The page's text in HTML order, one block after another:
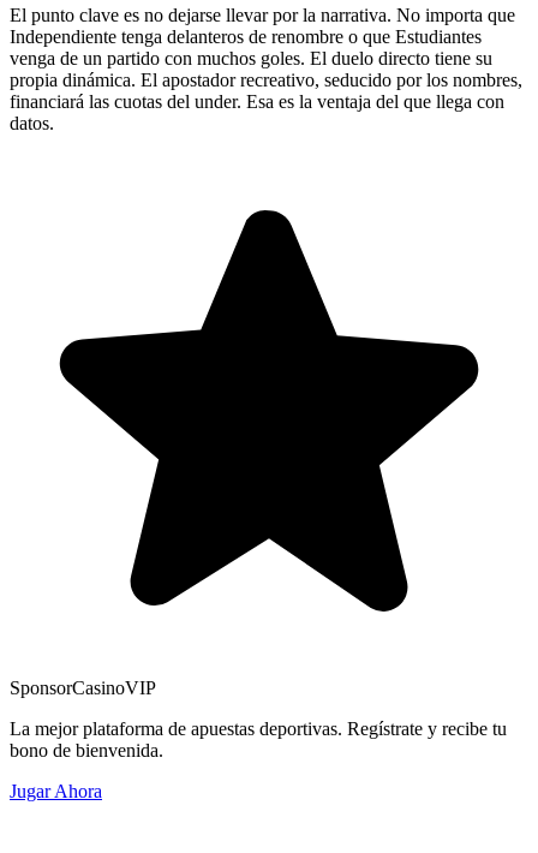
El punto clave es no dejarse llevar por la narrativa. No importa que
Independiente tenga delanteros de renombre o que Estudiantes
venga de un partido con muchos goles. El duelo directo tiene su
propia dinámica. El apostador recreativo, seducido por los nombres,
financiará las cuotas del under. Esa es la ventaja del que llega con
datos.
SponsorCasinoVIP
La mejor plataforma de apuestas deportivas. Regístrate y recibe tu
bono de bienvenida.
Jugar Ahora